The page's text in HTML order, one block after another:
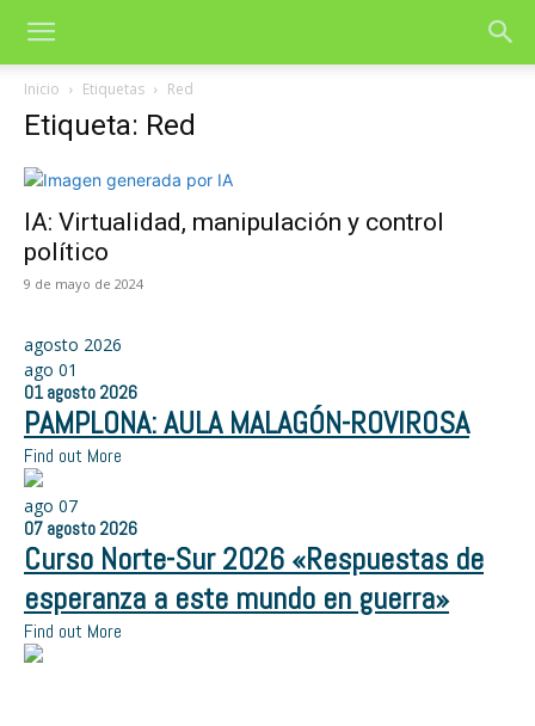
Inicio Etiquetas Red
Etiqueta: Red
IA: Virtualidad, manipulación y control
político
9 de mayo de 2024
agosto 2026
ago 01
01 agosto 2026
PAMPLONA: AULA MALAGÓN-ROVIROSA
Find out More
ago 07
07 agosto 2026
Curso Norte-Sur 2026 «Respuestas de
esperanza a este mundo en guerra»
Find out More